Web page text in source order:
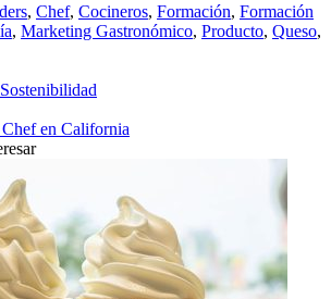
, Chef, Cocineros, Formación, Formación
, Marketing Gastronómico, Producto, Queso,
en California